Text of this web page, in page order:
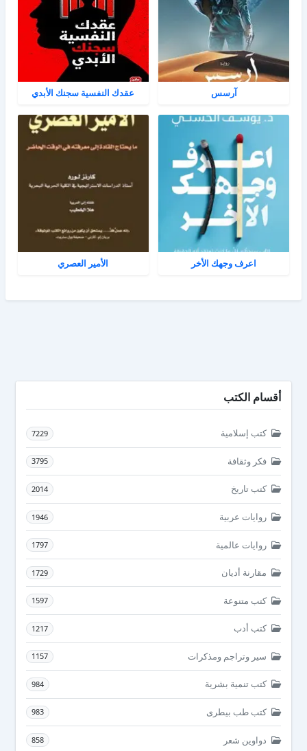
آرسس عقدك النفسية سجنك الأبدي
اعرف وجهك الأخر الأمير العصري
أقسام الكتب
كتب إسلامية 7229
فكر وثقافة 3795
كتب تاريخ 2014
روايات عربية 1946
روايات عالمية 1797
مقارنة أديان 1729
كتب متنوعة 1597
كتب أدب 1217
سير وتراجم ومذكرات 1157
كتب تنمية بشرية 984
كتب طب بيطرى 983
دواوين شعر 858